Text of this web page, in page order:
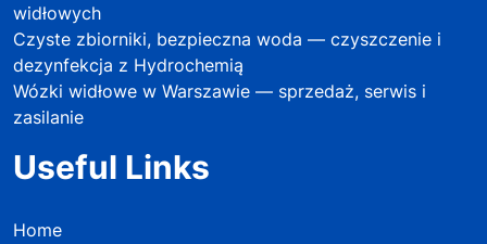
widłowych
Czyste zbiorniki, bezpieczna woda — czyszczenie i
dezynfekcja z Hydrochemią
Wózki widłowe w Warszawie — sprzedaż, serwis i
zasilanie
Useful Links
Home